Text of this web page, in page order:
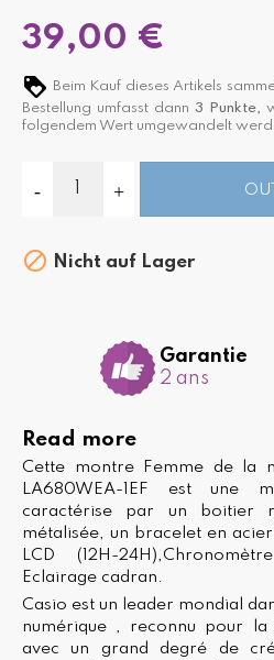
39,00 €
Beim Kauf dieses Artikels
Bestellung umfasst dann 3 Punkte,
folgendem Wert umgewandelt
 Nicht auf Lager
Garantie
2 ans
Read more
Cette montre Femme de la
LA680WEA-1EF est une
caractérise par un boitier
métalisée, un bracelet en
LCD (12H-
Eclairage cadran.
Casio est un leader mondial
numérique , reconnu pour
avec un grand degré de